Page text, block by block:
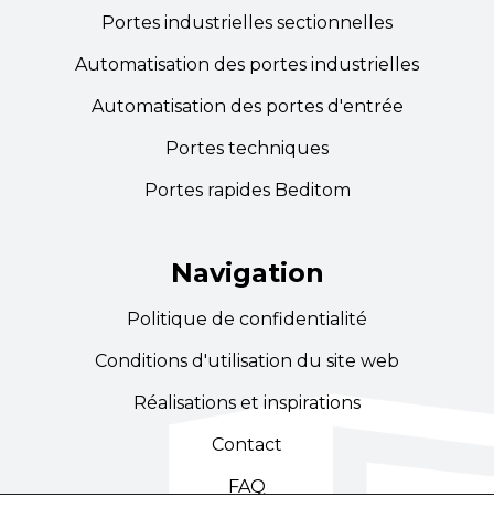
Portes industrielles sectionnelles
Automatisation des portes industrielles
Automatisation des portes d'entrée
Portes techniques
Portes rapides Beditom
Navigation
Politique de confidentialité
Conditions d'utilisation du site web
Réalisations et inspirations
Contact
FAQ